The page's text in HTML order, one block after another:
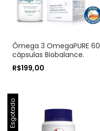
Ômega 3 OmegaPURE 60
cápsulas Biobalance.
R$199,00
Esgotado